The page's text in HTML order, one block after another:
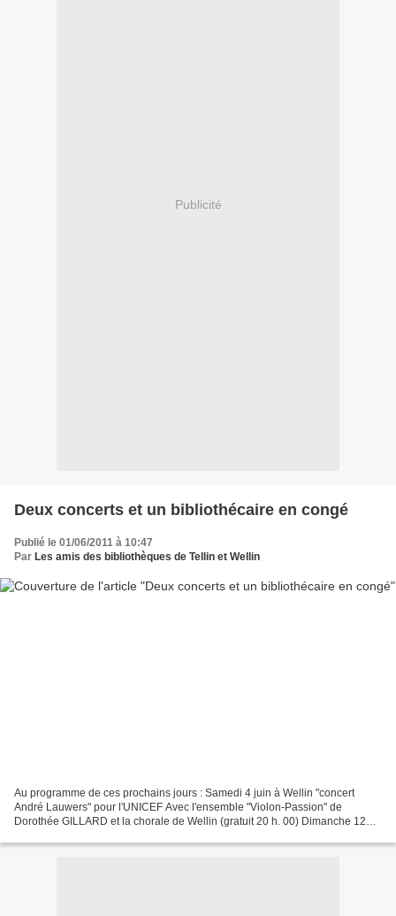
Publicité
Deux concerts et un bibliothécaire en congé
Publié le 01/06/2011 à 10:47
Par Les amis des bibliothèques de Tellin et Wellin
Au programme de ces prochains jours : Samedi 4 juin à Wellin "concert
André Lauwers" pour l'UNICEF Avec l'ensemble "Violon-Passion" de
Dorothée GILLARD et la chorale de Wellin (gratuit 20 h. 00) Dimanche 12